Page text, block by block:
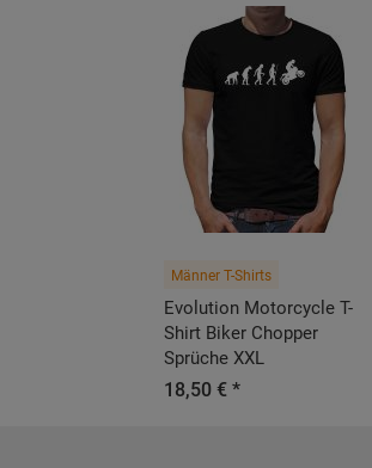
Männer T-Shirts
Evolution Motorcycle T-
Shirt Biker Chopper
Sprüche XXL
18,50 € *